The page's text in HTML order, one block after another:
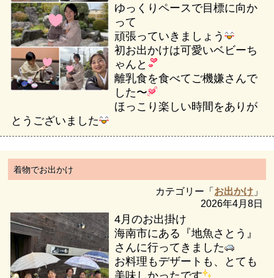
ゆっくりペースで目標に向か
って
頑張っていきましょう
初お出かけは可愛いベビーち
ゃんと
離乳食を食べてご機嫌さんで
した〜
ほっこり楽しい時間をありが
とうございました
着物でお出かけ
カテゴリー「 お出かけ 」
2026年4月8日
4月のお出掛け
海南市にある『地魚さとう』
さんに行ってきました
お料理もデザートも、とても
美味しかったです